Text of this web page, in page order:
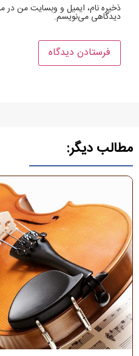
ذخیره نام، ایمیل و وبسایت من در
دیدگاهی می‌نویسم.
مطالب دیگر: